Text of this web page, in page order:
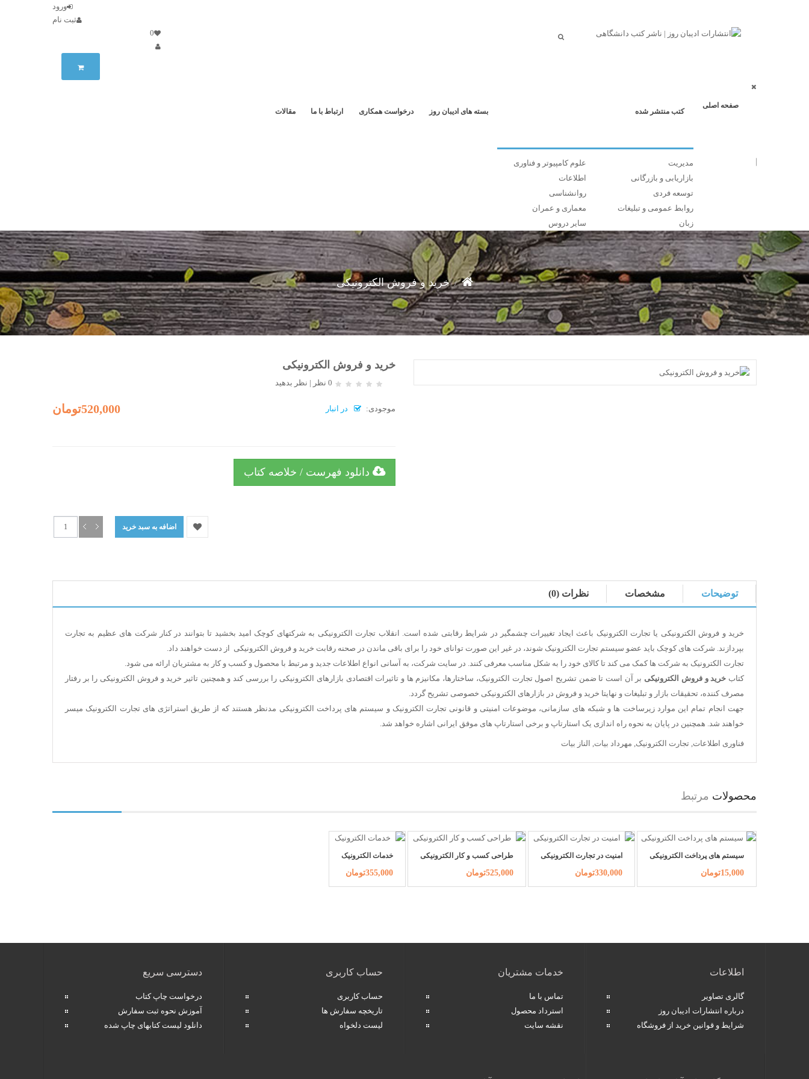
ورود
ثبت نام
0
صفحه اصلی
کتب منتشر شده
مدیریت
بازاریابی و بازرگانی
توسعه فردی
روابط عمومی و تبلیغات
زبان
علوم کامپیوتر و فناوری
اطلاعات
روانشناسی
معماری و عمران
سایر دروس
بسته های ادیبان روز درخواست همکاری ارتباط با ما مقالات
خرید و فروش الکترونیکی
خرید و فروش الکترونیکی
0 نظر | نظر بدهید
موجودی: در انبار 520,000تومان
دانلود فهرست / خلاصه کتاب
توضیحات مشخصات نظرات (0)
خرید و فروش الکترونیکی یا تجارت الکترونیک باعث ایجاد تغییرات چشمگیر در شرایط رقابتی شده است. انقلاب تجارت الکترونیکی به شرکتهای کوچک امید بخشید تا بتوانند در کنار شرکت های عظیم به تجارت
بپردازند. شرکت های کوچک باید عضو سیستم تجارت الکترونیک شوند، در غیر این صورت توانای خود را برای باقی ماندن در صحنه رقابت خرید و فروش الکترونیکی از دست خواهند داد.
تجارت الکترونیک به شرکت ها کمک می کند تا کالای خود را به شکل مناسب معرفی کنند. در سایت شرکت، به آسانی انواع اطلاعات جدید و مرتبط با محصول و کسب و کار به مشتریان ارائه می شود.
کتاب خرید و فروش الکترونیکی بر آن است تا ضمن تشریح اصول تجارت الکترونیک، ساختارها، مکانیزم ها و تاثیرات اقتصادی بازارهای الکترونیکی را بررسی کند و همچنین تاثیر خرید و فروش الکترونیکی را بر رفتار
مصرف کننده، تحقیقات بازار و تبلیغات و نهایتا خرید و فروش در بازارهای الکترونیکی خصوصی تشریح گردد.
جهت انجام تمام این موارد زیرساخت ها و شبکه های سازمانی، موضوعات امنیتی و قانونی تجارت الکترونیک و سیستم های پرداخت الکترونیکی مدنظر هستند که از طریق استراتژی های تجارت الکترونیک میسر
خواهند شد. همچنین در پایان به نحوه راه اندازی یک استارتاپ و برخی استارتاپ های موفق ایرانی اشاره خواهد شد.
فناوری اطلاعات, تجارت الکترونیک, مهرداد بیات, الناز بیات
محصولات مرتبط
سیستم های پرداخت الکترونیکی
15,000تومان
امنیت در تجارت الکترونیکی
330,000تومان
طراحی کسب و کار الکترونیکی
525,000تومان
خدمات الکترونیک
355,000تومان
اطلاعات
گالری تصاویر
درباره انتشارات ادیبان روز
شرایط و قوانین خرید از فروشگاه
خدمات مشتریان
تماس با ما
استرداد محصول
نقشه سایت
حساب کاربری
حساب کاربری
تاریخچه سفارش ها
لیست دلخواه
دسترسی سریع
درخواست چاپ کتاب
آموزش نحوه ثبت سفارش
دانلود لیست کتابهای چاپ شده